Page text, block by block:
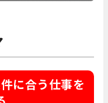
に合う仕事を